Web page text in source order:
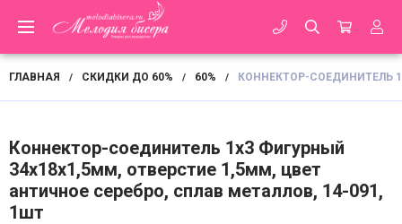
ГЛАВНАЯ / СКИДКИ ДО 60% / 60% / КОННЕКТОР-СОЕДИНИТЕЛЬ
Коннектор-соединитель 1х3 Фигурный
34х18х1,5мм, отверстие 1,5мм, цвет
античное серебро, сплав металлов, 14-091,
1шт